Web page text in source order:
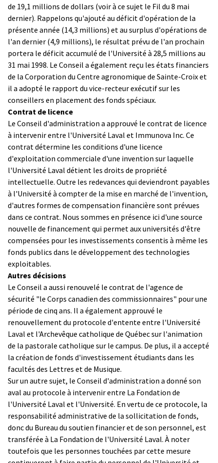
de 19,1 millions de dollars (voir à ce sujet le Fil du 8 mai
dernier). Rappelons qu'ajouté au déficit d'opération de la
présente année (14,3 millions) et au surplus d'opérations de
l'an dernier (4,9 millions), le résultat prévu de l'an prochain
portera le déficit accumulé de l'Université à 28,5 millions au
31 mai 1998. Le Conseil a également reçu les états financiers
de la Corporation du Centre agronomique de Sainte-Croix et
il a adopté le rapport du vice-recteur exécutif sur les
conseillers en placement des fonds spéciaux.
Contrat de licence
Le Conseil d'administration a approuvé le contrat de licence
à intervenir entre l'Université Laval et Immunova Inc. Ce
contrat détermine les conditions d'une licence
d'exploitation commerciale d'une invention sur laquelle
l'Université Laval détient les droits de propriété
intellectuelle. Outre les redevances qui deviendront payables
à l'Université à compter de la mise en marché de l'invention,
d'autres formes de compensation financière sont prévues
dans ce contrat. Nous sommes en présence ici d'une source
nouvelle de financement qui permet aux universités d'être
compensées pour les investissements consentis à même les
fonds publics dans le développement des technologies
exploitables.
Autres décisions
Le Conseil a aussi renouvelé le contrat de l'agence de
sécurité "le Corps canadien des commissionnaires" pour une
période de cinq ans. Il a également approuvé le
renouvellement du protocole d'entente entre l'Université
Laval et l'Archevêque catholique de Québec sur l'animation
de la pastorale catholique sur le campus. De plus, il a accepté
la création de fonds d'investissement étudiants dans les
facultés des Lettres et de Musique.
Sur un autre sujet, le Conseil d'administration a donné son
aval au protocole à intervenir entre La Fondation de
l'Université Laval et l'Université. En vertu de ce protocole, la
responsabilité administrative de la sollicitation de fonds,
donc du Bureau du soutien financier et de son personnel, est
transférée à La Fondation de l'Université Laval. À noter
toutefois que les personnes touchées par cette mesure